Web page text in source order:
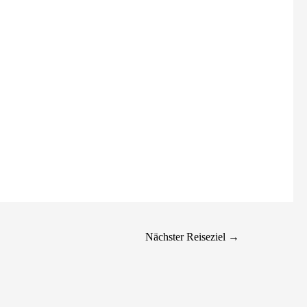
Nächster Reiseziel →